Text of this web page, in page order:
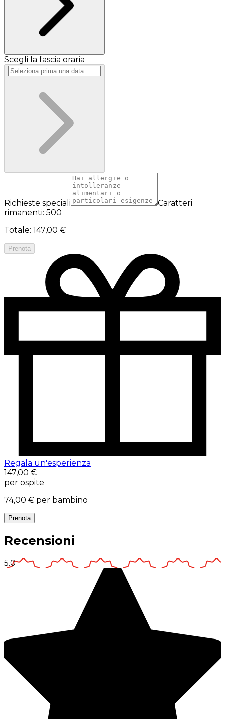
Scegli la fascia oraria
Richieste speciali
Caratteri
rimanenti: 500
Totale: 147,00 €
Prenota
Regala un'esperienza
147,00 €
per ospite
74,00 € per bambino
Prenota
Recensioni
5.0